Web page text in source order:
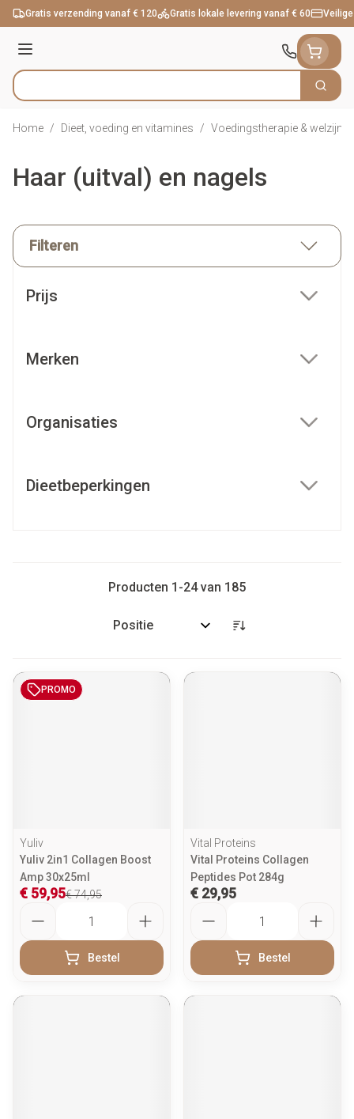
Ga naar de inhoud
Gratis verzending vanaf € 120 Gratis lokale levering vanaf € 60
Menu
Product, merk, categorie... Zoek
Home / Dieet, voeding en vitamines / Voedingstherapie & welzijn
Haar (uitval) en nagels
Filteren
Prijs
Merken
Organisaties
Dieetbeperkingen
Producten 1 -24van 185
Sorteer op:
PROMO
Yuliv
Yuliv 2in1 Collagen Boost
Amp 30x25ml
€ 74,95
€ 59,95
Bestel
Vital Proteins
Vital Proteins Collagen
Peptides Pot 284g
€ 29,95
Bestel